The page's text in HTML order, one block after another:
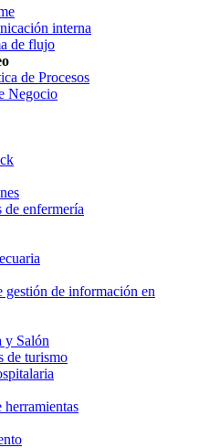
interna
de flujo
de Procesos
Negocio
enfermería
gestión de información en
y Salón
de turismo
herramientas